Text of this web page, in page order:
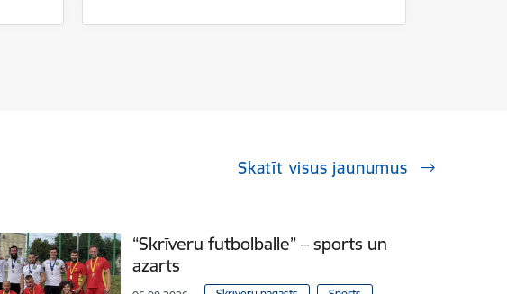
Skatīt visus jaunumus
“Skrīveru futbolballe” – sports un
azarts